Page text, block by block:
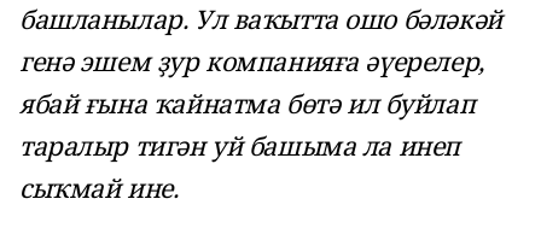
башланылар. Ул ваҡытта ошо бәләкәй
генә эшем ҙур компанияға әүерелер,
ябай ғына ҡайнатма бөтә ил буйлап
таралыр тигән уй башыма ла инеп
сыҡмай ине.